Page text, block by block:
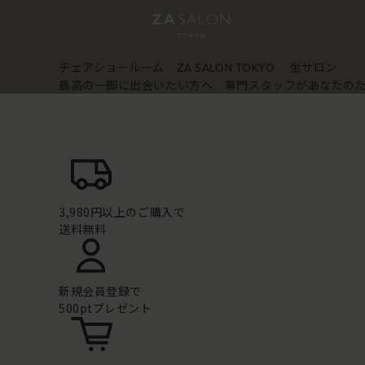
チェアショールーム ZA SALON TOKYO
坐サロン
最高の一脚に出会いたい方へ 専門スタッフがあなたの
3,980円以上のご購入で
送料無料
新規会員登録で
500ptプレゼント